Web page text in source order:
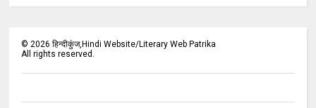
©2026 हिन्दीकुंज,Hindi Website/Literary Web Patrika
All rights reserved.